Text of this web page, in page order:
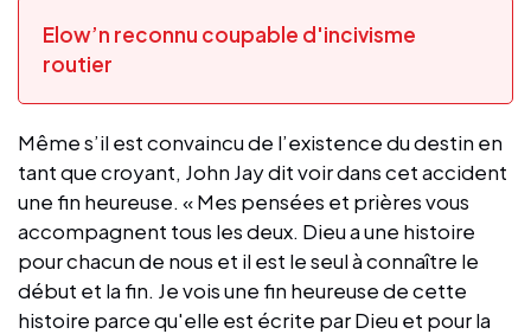
Elow’n reconnu coupable d'incivisme
routier
Même s’il est convaincu de l’existence du destin en
tant que croyant, John Jay dit voir dans cet accident
une fin heureuse. « Mes pensées et prières vous
accompagnent tous les deux. Dieu a une histoire
pour chacun de nous et il est le seul à connaître le
début et la fin. Je vois une fin heureuse de cette
histoire parce qu'elle est écrite par Dieu et pour la